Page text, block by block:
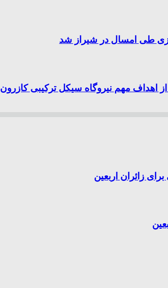
اهداف مهم نیروگاه سیکل ترکیبی کازرون
زائران اربعین